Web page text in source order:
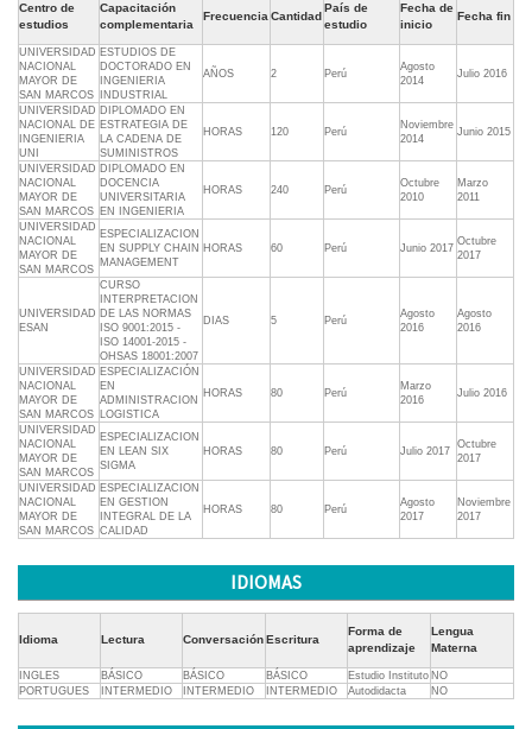
Centro de
estudios
Capacitación
complementaria
Frecuencia Cantidad
País de
estudio
Fecha de
inicio
Fecha fin
UNIVERSIDAD
NACIONAL
MAYOR DE
SAN MARCOS
ESTUDIOS DE
DOCTORADO EN
INGENIERIA
INDUSTRIAL
AÑOS 2 Perú
Agosto
2014
Julio 2016
UNIVERSIDAD
NACIONAL DE
INGENIERIA
UNI
DIPLOMADO EN
ESTRATEGIA DE
LA CADENA DE
SUMINISTROS
HORAS 120 Perú
Noviembre
2014
Junio 2015
UNIVERSIDAD
NACIONAL
MAYOR DE
SAN MARCOS
DIPLOMADO EN
DOCENCIA
UNIVERSITARIA
EN INGENIERIA
HORAS 240 Perú
Octubre
2010
Marzo
2011
UNIVERSIDAD
NACIONAL
MAYOR DE
SAN MARCOS
ESPECIALIZACION
EN SUPPLY CHAIN
MANAGEMENT
HORAS 60 Perú Junio 2017
Octubre
2017
UNIVERSIDAD
ESAN
CURSO
INTERPRETACION
DE LAS NORMAS
ISO 9001:2015 -
ISO 14001-2015 -
OHSAS 18001:2007
DIAS 5 Perú
Agosto
2016
Agosto
2016
UNIVERSIDAD
NACIONAL
MAYOR DE
SAN MARCOS
ESPECIALIZACIÓN
EN
ADMINISTRACION
LOGISTICA
HORAS 80 Perú
Marzo
2016
Julio 2016
UNIVERSIDAD
NACIONAL
MAYOR DE
SAN MARCOS
ESPECIALIZACION
EN LEAN SIX
SIGMA
HORAS 80 Perú Julio 2017
Octubre
2017
UNIVERSIDAD
NACIONAL
MAYOR DE
SAN MARCOS
ESPECIALIZACION
EN GESTION
INTEGRAL DE LA
CALIDAD
HORAS 80 Perú
Agosto
2017
Noviembre
2017
IDIOMAS
Idioma Lectura ConversaciónEscritura
Forma de
aprendizaje
Lengua
Materna
INGLES BÁSICO BÁSICO BÁSICO Estudio Instituto NO
PORTUGUES
INTERMEDIO INTERMEDIO INTERMEDIO Autodidacta NO